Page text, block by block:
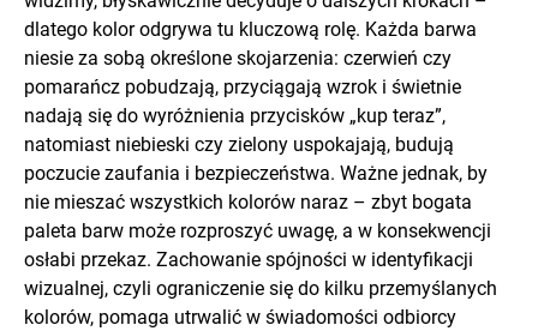
dlatego kolor odgrywa tu kluczową rolę. Każda barwa
niesie za sobą określone skojarzenia: czerwień czy
pomarańcz pobudzają, przyciągają wzrok i świetnie
nadają się do wyróżnienia przycisków „kup teraz”,
natomiast niebieski czy zielony uspokajają, budują
poczucie zaufania i bezpieczeństwa. Ważne jednak, by
nie mieszać wszystkich kolorów naraz – zbyt bogata
paleta barw może rozproszyć uwagę, a w konsekwencji
osłabi przekaz. Zachowanie spójności w identyfikacji
wizualnej, czyli ograniczenie się do kilku przemyślanych
kolorów, pomaga utrwalić w świadomości odbiorcy